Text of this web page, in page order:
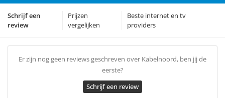
Schrijf een
review
Prijzen
vergelijken
Beste internet en tv
providers
Er zijn nog geen reviews geschreven over Kabelnoord, ben jij de
eerste?
Schrijf een review